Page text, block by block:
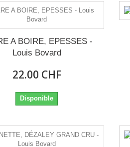
A BOIRE, EPESSES -
Louis Bovard
22.00 CHF
Disponible